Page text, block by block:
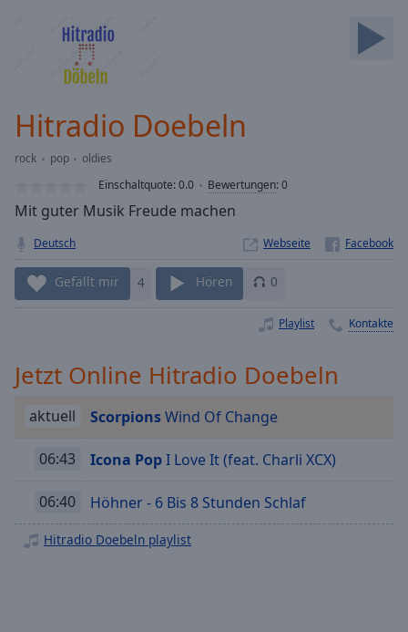
Loaded :
Stream
LIVE
Seek to
live,
currently
behind
liveLIVE
Playback
Chapters
Descriptions
Hitradio Doebeln
rock pop
oldies
Einschaltquote:0.0 Bewertungen:0
Mit guter Musik Freude machen
Deutsch Webseite
Gefällt mir 4 Hören 0
Playlist Kontakte
Jetzt Online Hitradio Doebeln
aktuell ScorpionsWind Of Change
06:43 Icona PopI Love It (feat. Charli XCX)
06:40 Höhner - 6 Bis 8 Stunden Schlaf
Hitradio Doebeln playlist